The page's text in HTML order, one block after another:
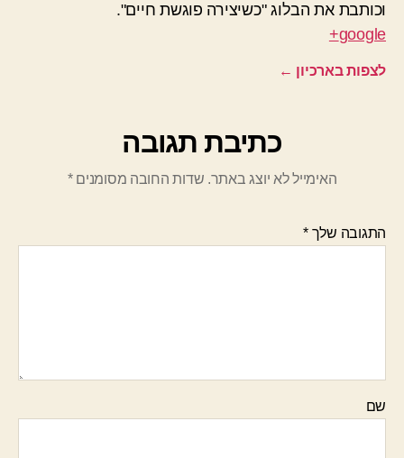
וכותבת את הבלוג "כשיצירה פוגשת חיים".
google+
לצפות בארכיון ←
כתיבת תגובה
האימייל לא יוצג באתר. שדות החובה מסומנים*
התגובה שלך*
שם